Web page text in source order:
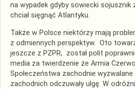
na wypadek gdyby sowiecki sojusznik
chciał sięgnąć Atlantyku.
Także w Polsce niektórzy mają
z odmiennych perspektyw. Oto
jeszcze z PZPR, został polit
media za twierdzenie że Armia
Społeczeństwa zachodnie
zachodnich odczuwały ulgę. W